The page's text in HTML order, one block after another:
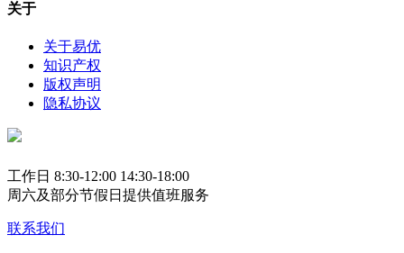
关于
关于易优
知识产权
版权声明
隐私协议
工作日 8:30-12:00 14:30-18:00
周六及部分节假日提供值班服务
联系我们